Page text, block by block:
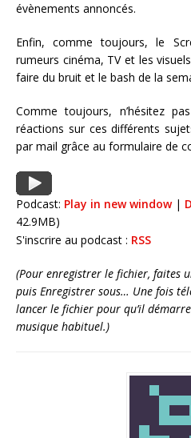
évènements annoncés.
Enfin, comme toujours, le
rumeurs cinéma, TV et les
faire du bruit et le bash de la
Comme toujours, n’hésitez
réactions sur ces différents
par mail grâce au formulaire de
Podcast: Play in new window|
42.9MB)
S'inscrire au podcast : RSS
(Pour enregistrer le fichier, faites
puis Enregistrer sous… Une fois
lancer le fichier pour qu’il
musique habituel.)